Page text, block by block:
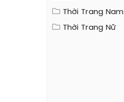
Thời Trang Nam
Thời Trang Nữ